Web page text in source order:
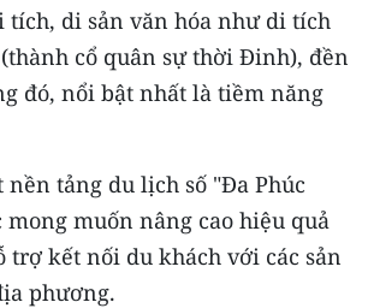
Nội
Hồ Chí Minh
tích, di sản văn hóa như di tích
cổ quân sự thời Đinh), đền
đó, nổi bật nhất là tiềm năng
nền tảng du lịch số "Đa Phúc
mong muốn nâng cao hiệu quả
trợ kết nối du khách với các sản
phương.